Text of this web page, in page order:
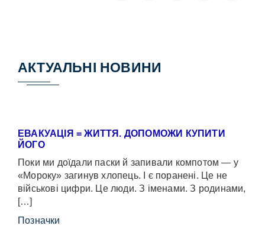
АКТУАЛЬНІ НОВИНИ
ЕВАКУАЦІЯ = ЖИТТЯ. ДОПОМОЖИ КУПИТИ
ЙОГО
Поки ми доїдали паски й запивали компотом — у
«Мороку» загинув хлопець. І є поранені. Це не
військові цифри. Це люди. З іменами. З родинами,
[…]
Позначки